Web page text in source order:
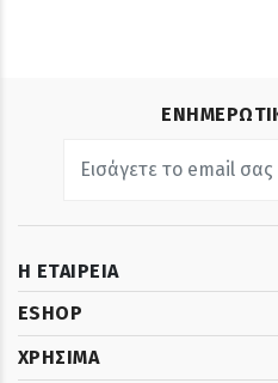
Η ΕΤΑΙΡΕΙΑ
ESHOP
ΧΡΗΣΙΜΑ